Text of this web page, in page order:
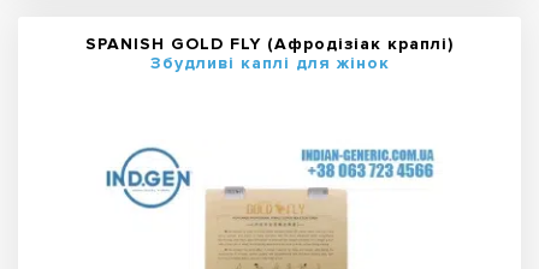
SPANISH GOLD FLY (Афродізіак краплі)
Збудливі каплі для жінок